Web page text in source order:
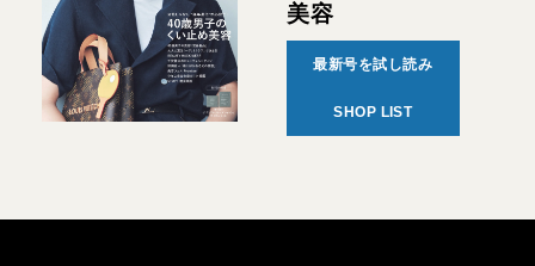
美容
最新号を試し読み
SHOP LIST